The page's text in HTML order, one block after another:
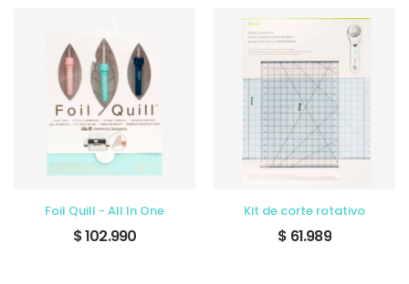
Foil Quill - All In One
$ 102.990
Kit de corte rotativo
$ 61.989